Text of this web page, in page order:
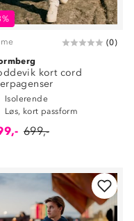
(0)
kort cord
Isolerende
Løs, kort passform
699,-